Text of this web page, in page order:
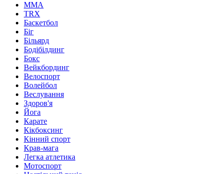
MMA
TRX
Баскетбол
Біг
Більярд
Бодібілдинг
Бокс
Вейкбординг
Велоспорт
Волейбол
Веслування
Здоров'я
Йога
Карате
Кікбоксинг
Кінний спорт
Крав-мага
Легка атлетика
Мотоспорт